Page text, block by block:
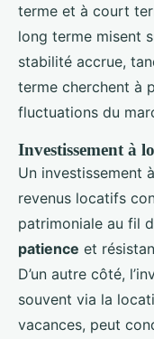
terme et à court
long terme misent
stabilité accrue,
terme cherchent à
fluctuations du
Investissement à
Un investissement à
revenus locatifs
patrimoniale au fil
patience et
D’un autre côté,
souvent via la
vacances, peut